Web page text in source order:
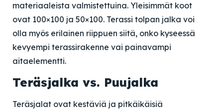
materiaaleista valmistettuina. Yleisimmät koot
ovat 100×100 ja 50×100. Terassi tolpan jalka voi
olla myös erilainen riippuen siitä, onko kyseessä
kevyempi terassirakenne vai painavampi
aitaelementti.
Teräsjalka vs. Puujalka
Teräsjalat ovat kestäviä ja pitkäikäisiä